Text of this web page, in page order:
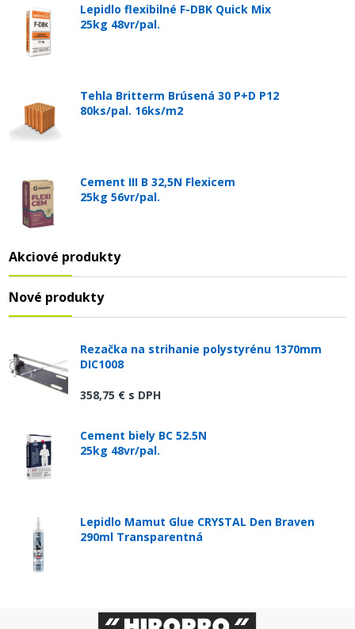
Lepidlo flexibilné F-DBK Quick Mix
25kg 48vr/pal.
Tehla Britterm Brúsená 30 P+D P12
80ks/pal. 16ks/m2
Cement III B 32,5N Flexicem
25kg 56vr/pal.
Akciové produkty
Nové produkty
Rezačka na strihanie polystyrénu 1370mm
DIC1008
358,75 € s DPH
Cement biely BC 52.5N
25kg 48vr/pal.
Lepidlo Mamut Glue CRYSTAL Den Braven
290ml Transparentná